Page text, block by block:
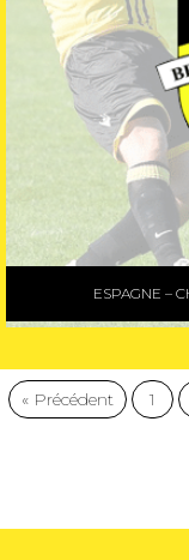
ESPAGNE –
« Précédent 1